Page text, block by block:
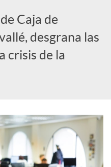
Caja de
desgrana las
crisis de la